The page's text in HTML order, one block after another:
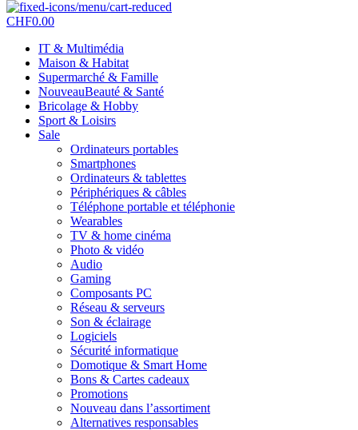
CHF0.00
IT & Multimédia
Maison & Habitat
Supermarché & Famille
NouveauBeauté & Santé
Bricolage & Hobby
Sport & Loisirs
Sale
Ordinateurs portables
Smartphones
Ordinateurs & tablettes
Périphériques & câbles
Téléphone portable et téléphonie
Wearables
TV & home cinéma
Photo & vidéo
Audio
Gaming
Composants PC
Réseau & serveurs
Son & éclairage
Logiciels
Sécurité informatique
Domotique & Smart Home
Bons & Cartes cadeaux
Promotions
Nouveau dans l’assortiment
Alternatives responsables